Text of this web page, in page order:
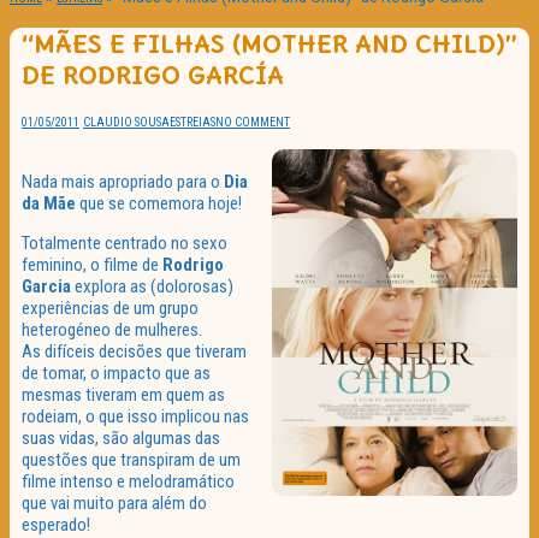
“MÃES E FILHAS (MOTHER AND CHILD)”
DE RODRIGO GARCÍA
01/05/2011 CLAUDIO SOUSAESTREIASNO COMMENT
Nada mais apropriado para o Dia
da Mãe que se comemora hoje!
Totalmente centrado no sexo
feminino, o filme de Rodrigo
Garciaexplora as (dolorosas)
experiências de um grupo
heterogéneo de mulheres.
As difíceis decisões que tiveram
de tomar, o impacto que as
mesmas tiveram em quem as
rodeiam, o que isso implicou nas
suas vidas, são algumas das
questões que transpiram de um
filme intenso e melodramático
que vai muito para além do
esperado!